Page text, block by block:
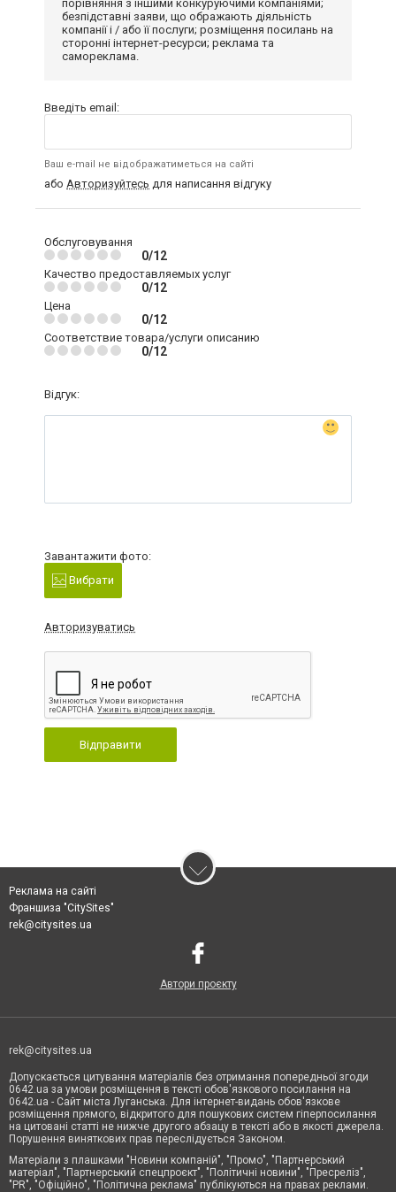
порівняння з іншими конкуруючими компаніями;
безпідставні заяви, що ображають діяльність
компанії і / або її послуги; розміщення посилань на
сторонні інтернет-ресурси; реклама та
самореклама.
Введіть email:
Ваш e-mail не відображатиметься на сайті
або Авторизуйтесь для написання відгуку
Обслуговування
0/12
Качество предоставляемых услуг
0/12
Цена
0/12
Соответствие товара/услуги описанию
0/12
Відгук:
Завантажити фото:
Вибрати
Авторизуватись
Відправити
Реклама на сайті
Франшиза "CitySites"
rek@citysites.ua
Автори проєкту
rek@citysites.ua
Допускається цитування матеріалів без отримання попередньої згоди
0642.ua за умови розміщення в тексті обов'язкового посилання на
0642.ua - Сайт міста Луганська. Для інтернет-видань обов'язкове
розміщення прямого, відкритого для пошукових систем гіперпосилання
на цитовані статті не нижче другого абзацу в тексті або в якості джерела.
Порушення виняткових прав переслідується Законом.
Матеріали з плашками "Новини компаній", "Промо", "Партнерський
матеріал", "Партнерський спецпроєкт", "Політичні новини", "Пресреліз",
"PR", "Офіційно", "Політична реклама" публікуються на правах реклами.